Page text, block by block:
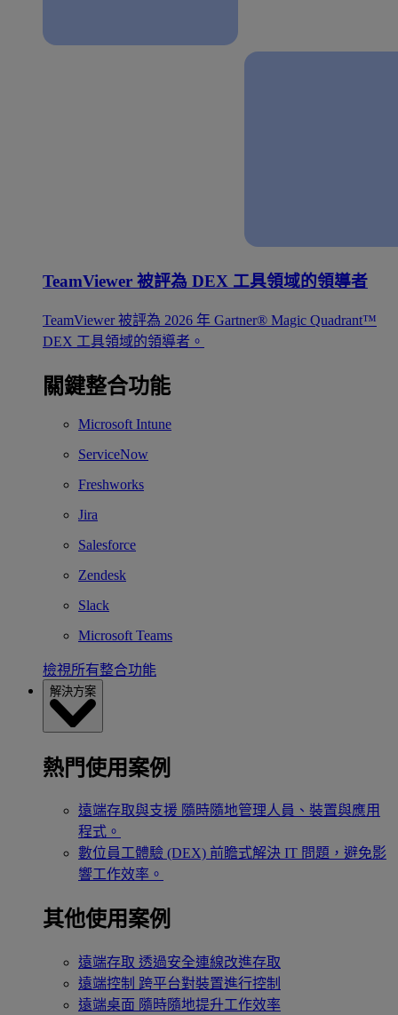
TeamViewer 被評為 DEX 工具領域的領導者
TeamViewer 被評為 2026 年 Gartner® Magic Quadrant™
DEX 工具領域的領導者。
關鍵整合功能
Microsoft Intune
ServiceNow
Freshworks
Jira
Salesforce
Zendesk
Slack
Microsoft Teams
檢視所有整合功能
解決方案
熱門使用案例
遠端存取與支援 隨時隨地管理人員、裝置與應用
程式。
數位員工體驗 (DEX) 前瞻式解決 IT 問題，避免影
響工作效率。
其他使用案例
遠端存取 透過安全連線改進存取
遠端控制 跨平台對裝置進行控制
遠端桌面 隨時隨地提升工作效率